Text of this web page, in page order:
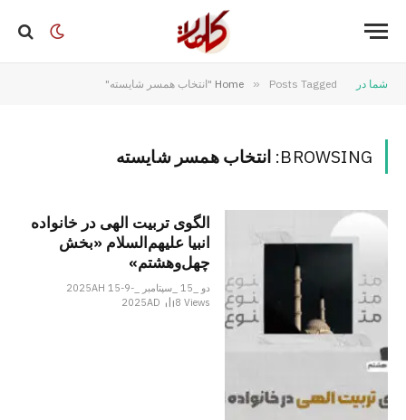
شما در Home » Posts Tagged "انتخاب همسر شایسته"
BROWSING: انتخاب همسر شایسته
الگوی تربیت الهی در خانواده
انبیا‌‌ علیهم‌السلام «بخش
چهل‌وهشتم»
دو _15 _سپتامبر _2025AH 15-9-
2025AD
8Views